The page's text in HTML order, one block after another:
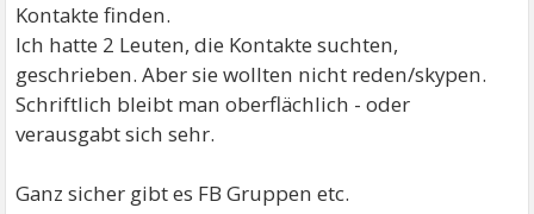
Kontakte finden.
Ich hatte 2 Leuten, die Kontakte suchten,
geschrieben. Aber sie wollten nicht reden/skypen.
Schriftlich bleibt man oberflächlich - oder
verausgabt sich sehr.
Ganz sicher gibt es FB Gruppen etc.